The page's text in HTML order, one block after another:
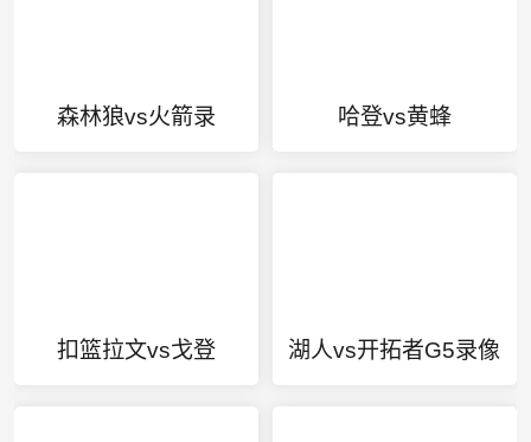
森林狼vs火箭录 哈登vs黄蜂
扣篮拉文vs戈登 湖人vs开拓者G5录像